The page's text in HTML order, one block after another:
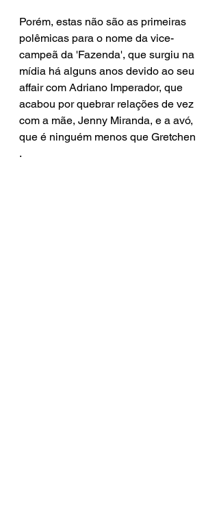
Porém, estas não são as primeiras
polêmicas para o nome da vice-
campeã da 'Fazenda', que surgiu na
mídia há alguns anos devido ao seu
affair com Adriano Imperador, que
acabou por quebrar relações de vez
com a mãe, Jenny Miranda, e a avó,
que é ninguém menos que Gretchen
.